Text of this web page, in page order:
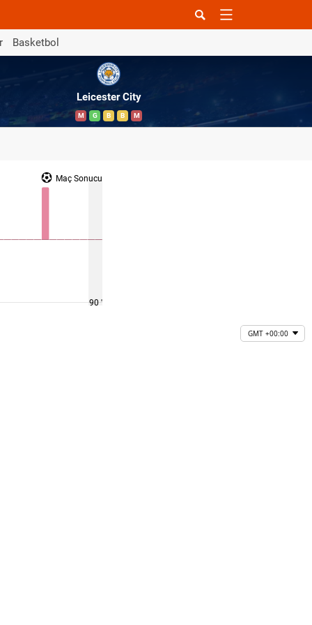
Basketbol
Leicester City
M G B B M
Maç Sonucu
90 '
GMT +00:00